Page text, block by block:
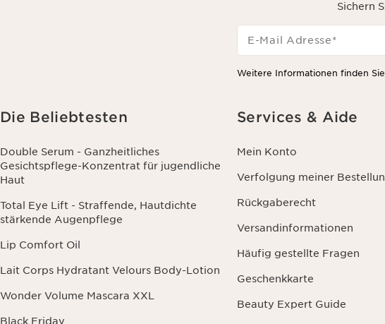
Sichern
E-Mail Adresse*
Weitere Informationen finden
Die Beliebtesten
Double Serum - Ganzheitliches
Gesichtspflege-Konzentrat für jugendliche
Haut
Total Eye Lift - Straffende, Hautdichte
stärkende Augenpflege
Lip Comfort Oil
Lait Corps Hydratant Velours Body-Lotion
Wonder Volume Mascara XXL
Black Friday
Services & Aide
Mein Konto
Verfolgung meiner
Rückgaberecht
Versandinformationen
Häufig gestellte Fragen
Geschenkkarte
Beauty Expert Guide